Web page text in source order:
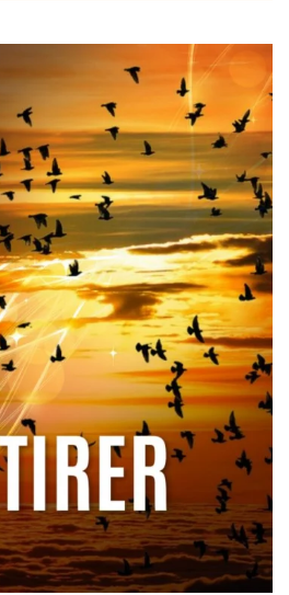
de votre site Web, s’il n’y a
pour qu’il soit visité, il est
au milieu de l’océan.